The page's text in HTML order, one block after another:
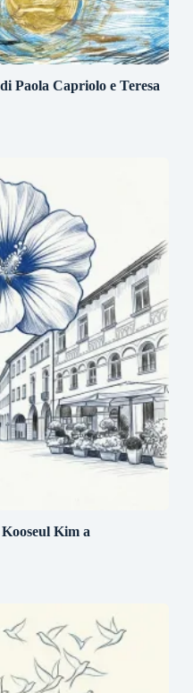
Paola Capriolo e Teresa
Kim a